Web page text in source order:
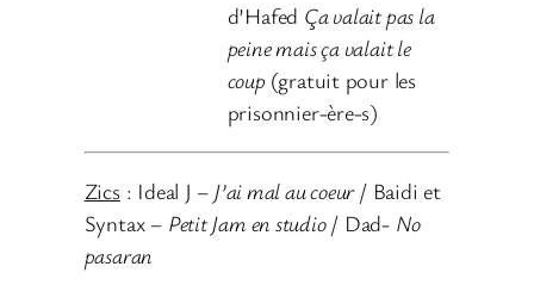
d’Hafed Ça valait pas la
peine mais ça valait le
coup (gratuit pour les
prisonnier-ère-s)
Zics: Ideal J – J’ai mal au coeur / Baidi et
Syntax – Petit Jam en studio / Dad- No
pasaran